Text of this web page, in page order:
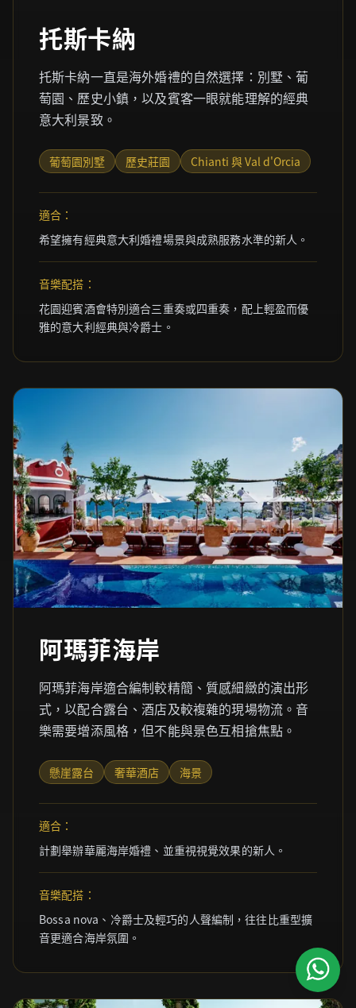
托斯卡納
托斯卡納一直是海外婚禮的自然選擇：別墅、葡
萄園、歷史小鎮，以及賓客一眼就能理解的經典
意大利景致。
葡萄園別墅 歷史莊園 Chianti 與 Val d'Orcia
適合：
希望擁有經典意大利婚禮場景與成熟服務水準的新人。
音樂配搭：
花園迎賓酒會特別適合三重奏或四重奏，配上輕盈而優
雅的意大利經典與冷爵士。
阿瑪菲海岸
阿瑪菲海岸適合編制較精簡、質感細緻的演出形
式，以配合露台、酒店及較複雜的現場物流。音
樂需要增添風格，但不能與景色互相搶焦點。
懸崖露台 奢華酒店 海景
適合：
計劃舉辦華麗海岸婚禮、並重視視覺效果的新人。
音樂配搭：
Bossa nova、冷爵士及輕巧的人聲編制，往往比重型擴
音更適合海岸氛圍。